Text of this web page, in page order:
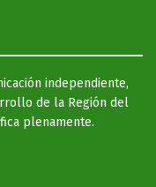
independiente,
de la Región del
plenamente.